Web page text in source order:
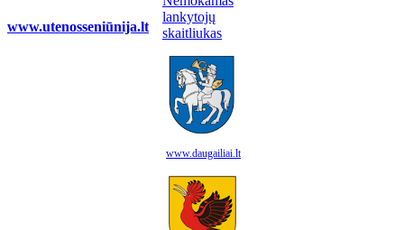
www.utenosseniūnija.lt
www.daugailiai.lt